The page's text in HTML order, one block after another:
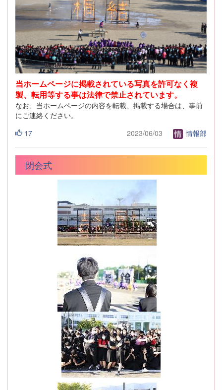
当ホームページに掲載されている写真を許可なく複
製、転用等する事は法律で禁止されています。
なお、当ホームページの内容を転載、掲載する場合は、事前
にご連絡ください。
17
2023/06/03 情報部
閉会式